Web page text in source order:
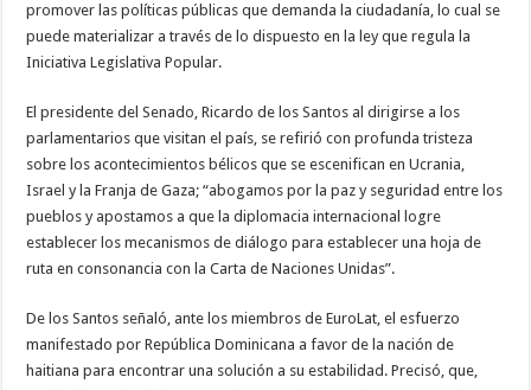
promover las políticas públicas que demanda la ciudadanía, lo cual se
puede materializar a través de lo dispuesto en la ley que regula la
Iniciativa Legislativa Popular.
El presidente del Senado, Ricardo de los Santos al dirigirse a los
parlamentarios que visitan el país, se refirió con profunda tristeza
sobre los acontecimientos bélicos que se escenifican en Ucrania,
Israel y la Franja de Gaza; “abogamos por la paz y seguridad entre los
pueblos y apostamos a que la diplomacia internacional logre
establecer los mecanismos de diálogo para establecer una hoja de
ruta en consonancia con la Carta de Naciones Unidas”.
De los Santos señaló, ante los miembros de EuroLat, el esfuerzo
manifestado por República Dominicana a favor de la nación de
haitiana para encontrar una solución a su estabilidad. Precisó, que,